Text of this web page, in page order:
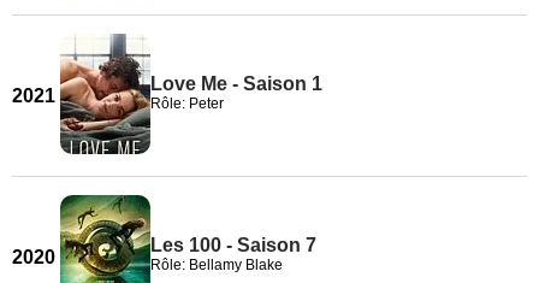
2021
Love Me - Saison 1
Rôle: Peter
2020
Les 100 - Saison 7
Rôle: Bellamy Blake